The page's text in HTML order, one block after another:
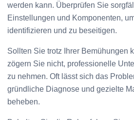
werden kann. Überprüfen Sie
Einstellungen und Komponenten,
identifizieren und zu beseitigen.
Sollten Sie trotz Ihrer Bemühungen
zögern Sie nicht, professionelle
zu nehmen. Oft lässt sich das
gründliche Diagnose und gezielte
beheben.